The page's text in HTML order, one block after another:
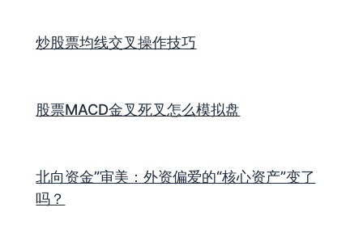
炒股票均线交叉操作技巧
股票MACD金叉死叉怎么模拟盘
北向资金”审美：外资偏爱的“核心资产”变了
吗？